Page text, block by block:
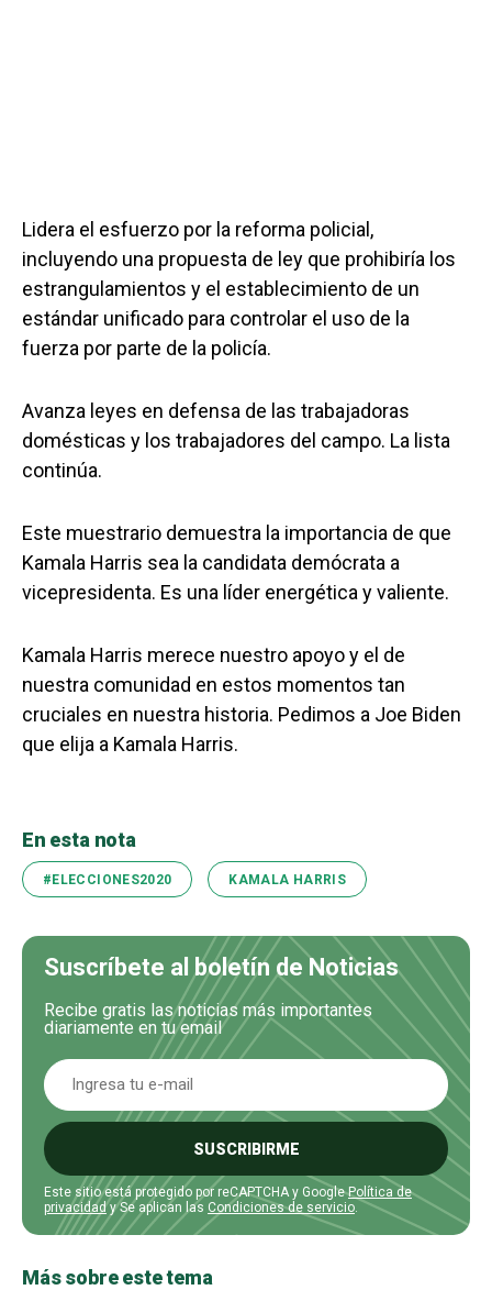
Lidera el esfuerzo por la reforma policial,
incluyendo una propuesta de ley que prohibiría los
estrangulamientos y el establecimiento de un
estándar unificado para controlar el uso de la
fuerza por parte de la policía.
Avanza leyes en defensa de las trabajadoras
domésticas y los trabajadores del campo. La lista
continúa.
Este muestrario demuestra la importancia de que
Kamala Harris sea la candidata demócrata a
vicepresidenta. Es una líder energética y valiente.
Kamala Harris merece nuestro apoyo y el de
nuestra comunidad en estos momentos tan
cruciales en nuestra historia. Pedimos a Joe Biden
que elija a Kamala Harris.
En esta nota
#ELECCIONES2020 KAMALA HARRIS
Suscríbete al boletín de Noticias
Recibe gratis las noticias más importantes
diariamente en tu email
SUSCRIBIRME
Este sitio está protegido por reCAPTCHA y GooglePolítica de
privacidady Se aplican las Condiciones de servicio.
Más sobre este tema